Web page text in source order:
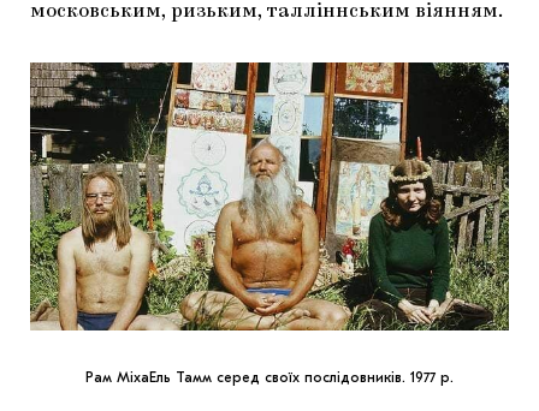
московським, ризьким, талліннським віянням.
Рам МіхаЕль Тамм серед своїх послідовників. 1977 р.